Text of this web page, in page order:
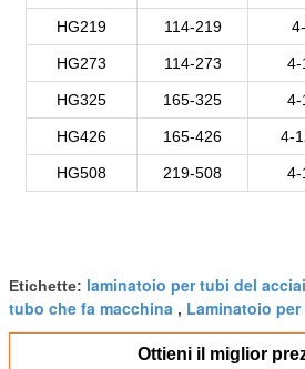
HG219 114-219
HG273 114-273 4-
HG325 165-325 4-
HG426 165-426 4-
HG508 219-508 4-
Etichette: laminatoio per tubi del
tubo che fa macchina , Laminatoio
Ottieni il miglior